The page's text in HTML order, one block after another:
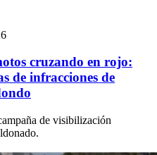
cruzando en rojo:
de infracciones de
de visibilización